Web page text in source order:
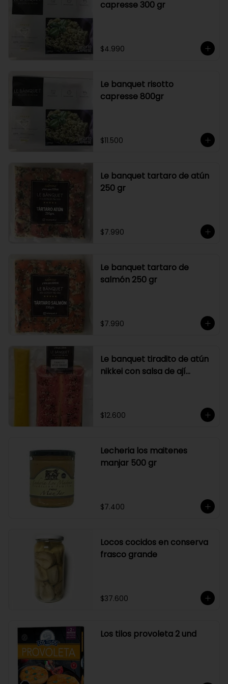
capresse 300 gr
$4.990
Le banquet risotto
capresse 800gr
$11.500
Le banquet tartaro de atún
250 gr
$7.990
Le banquet tartaro de
salmón 250 gr
$7.990
Le banquet tiradito de atún
nikkei con salsa de ají
$12.600
Lecheria los maitenes
manjar 500 gr
$7.400
Locos cocidos en conserva
frasco grande
$37.600
Los tilos provoleta 2 und